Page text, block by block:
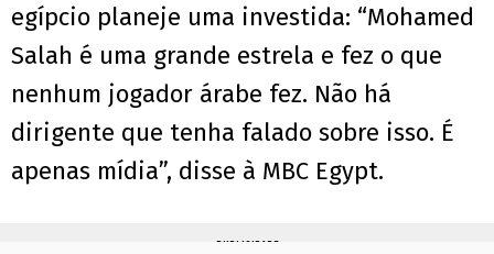
egípcio planeje uma investida: “Mohamed
Salah é uma grande estrela e fez o que
nenhum jogador árabe fez. Não há
dirigente que tenha falado sobre isso. É
apenas mídia”, disse à MBC Egypt.
PUBLICIDADE